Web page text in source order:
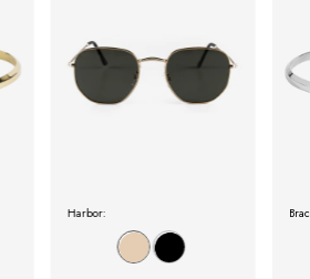
Harbor: